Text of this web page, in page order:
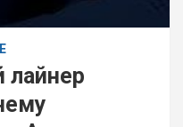
лайнер